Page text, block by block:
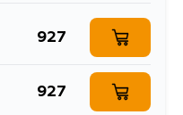
927
927